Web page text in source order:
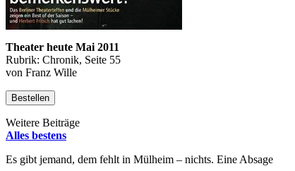
Theater heute Mai 2011
Rubrik: Chronik, Seite 55
von Franz Wille
Bestellen
Weitere Beiträge
Alles bestens
Es gibt jemand, dem fehlt in Mülheim – nichts. Eine Absage